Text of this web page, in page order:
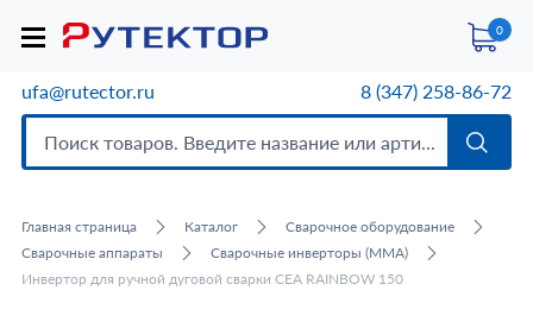
0
ufa@rutector.ru 8 (347) 258-86-72
Главная страница Каталог
Сварочное оборудование
Сварочные аппараты
Сварочные инверторы (MMA)
Инвертор для ручной дуговой сварки CEA RAINBOW 150